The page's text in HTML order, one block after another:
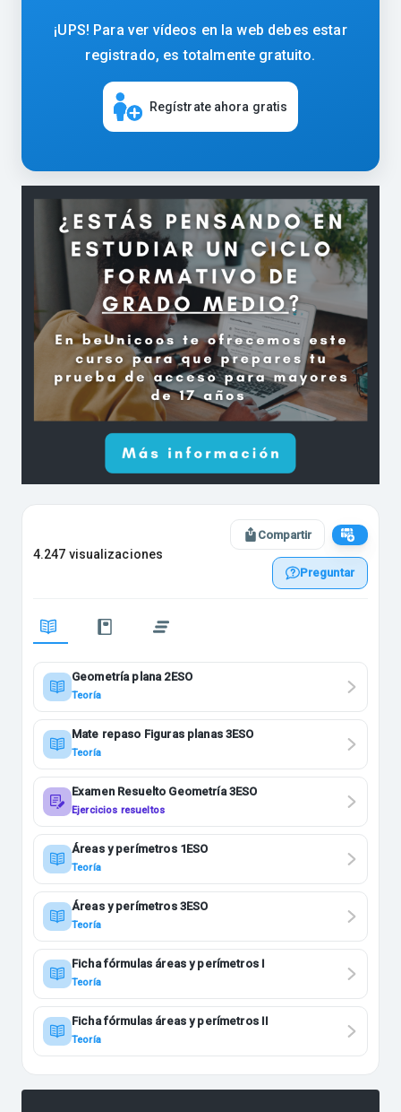
¡UPS! Para ver vídeos en la web debes estar
registrado, es totalmente gratuito.
Regístrate ahora gratis
4.247 visualizaciones
Compartir
Preguntar
Geometría plana 2ESO
Teoría
Mate repaso Figuras planas 3ESO
Teoría
Examen Resuelto Geometría 3ESO
Ejercicios resueltos
Áreas y perímetros 1ESO
Teoría
Áreas y perímetros 3ESO
Teoría
Ficha fórmulas áreas y perímetros I
Teoría
Ficha fórmulas áreas y perímetros II
Teoría